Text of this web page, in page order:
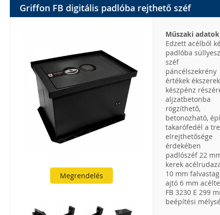
Griffon FB digitális padlóba rejthető széf
Megrendelés
Műszaki adatok
Edzett acélból
padlóba
széf
páncélszekrény
értékek ékszerek
készpénz
aljzatbetonba
rögzíthető,
betonozható,
takarófedél a
elrejthetősége
érdekében
padlószéf 22
kerek
10 mm
ajtó 6 mm
FB 3230 E 299
beépítési